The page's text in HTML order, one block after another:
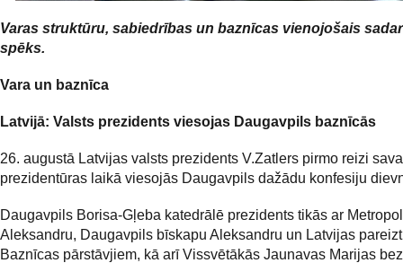
Varas struktūru, sabiedrības un baznīcas vienojošais
spēks.
Vara un baznīca
Latvijā: Valsts prezidents viesojas Daugavpils baznīcās
26. augustā Latvijas valsts prezidents V.Zatlers pirmo reizi
prezidentūras laikā viesojās Daugavpils dažādu konfesiju
Daugavpils Borisa-Gļeba katedrālē prezidents tikās ar
Aleksandru, Daugavpils bīskapu Aleksandru un Latvijas
Baznīcas pārstāvjiem, kā arī Vissvētākās Jaunavas Marijas